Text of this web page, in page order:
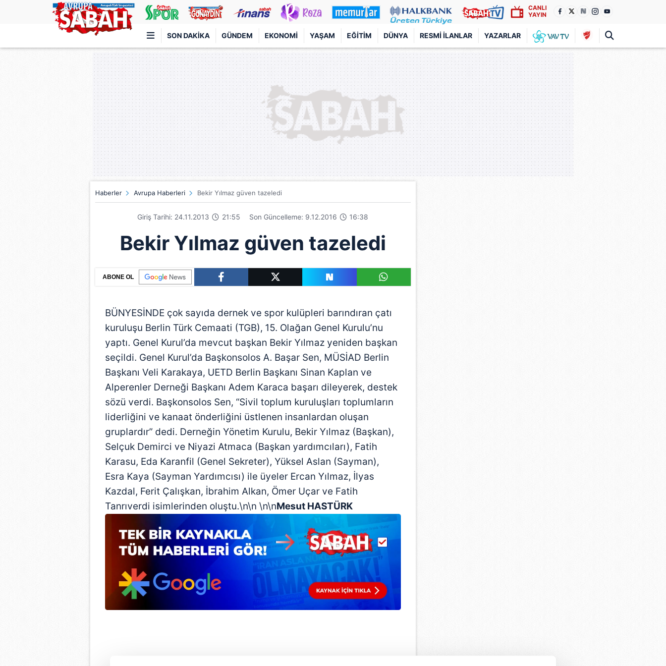
CANLI
YAYIN
SON DAKIKA GÜNDEM EKONOMI YAŞAM EĞITIM DÜNYA RESMI İLANLAR YAZARLAR
Türkiye'nin en iyi haber sitesi
Haberler Avrupa Haberleri Bekir Yılmaz güven tazeledi
Giriş Tarihi: 24.11.2013 21:55 Son Güncelleme: 9.12.2016 16:38
Bekir Yılmaz güven tazeledi
ABONE OL
BÜNYESİNDE çok sayıda dernek ve spor kulüpleri barındıran çatı
kuruluşu Berlin Türk Cemaati (TGB), 15. Olağan Genel Kurulu’nu
yaptı. Genel Kurul’da mevcut başkan Bekir Yılmaz yeniden başkan
seçildi. Genel Kurul’da Başkonsolos A. Başar Sen, MÜSİAD Berlin
Başkanı Veli Karakaya, UETD Berlin Başkanı Sinan Kaplan ve
Alperenler Derneği Başkanı Adem Karaca başarı dileyerek, destek
sözü verdi. Başkonsolos Sen, “Sivil toplum kuruluşları toplumların
liderliğini ve kanaat önderliğini üstlenen insanlardan oluşan
gruplardır” dedi. Derneğin Yönetim Kurulu, Bekir Yılmaz (Başkan),
Selçuk Demirci ve Niyazi Atmaca (Başkan yardımcıları), Fatih
Karasu, Eda Karanfil (Genel Sekreter), Yüksel Aslan (Sayman),
Esra Kaya (Sayman Yardımcısı) ile üyeler Ercan Yılmaz, İlyas
Kazdal, Ferit Çalışkan, İbrahim Alkan, Ömer Uçar ve Fatih
Tanrıverdi isimlerinden oluştu.\n\n \n\nMesut HASTÜRK